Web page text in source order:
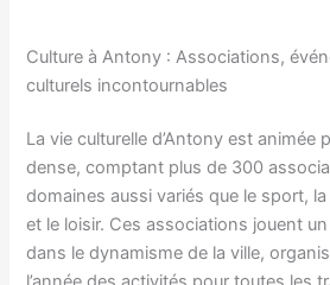
Culture à Antony : Associations,
culturels incontournables
La vie culturelle d’Antony est animée
dense, comptant plus de 300
domaines aussi variés que le sport,
et le loisir. Ces associations jouent
dans le dynamisme de la ville,